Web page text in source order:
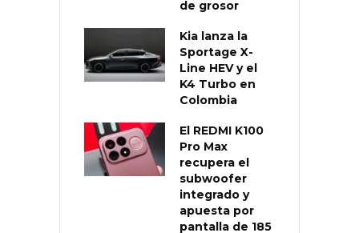
de grosor
Kia lanza la
Sportage X-
Line HEV y el
K4 Turbo en
Colombia
El REDMI K100
Pro Max
recupera el
subwoofer
integrado y
apuesta por
pantalla de 185